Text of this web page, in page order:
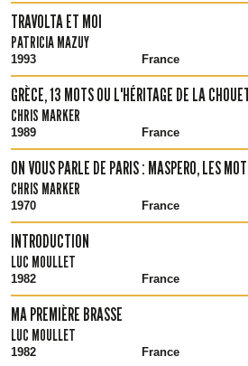
TRAVOLTA ET MOI
PATRICIA MAZUY
1993 France
GRÈCE, 13 MOTS OU L'HÉRITAGE DE LA
CHRIS MARKER
1989 France
ON VOUS PARLE DE PARIS : MASPERO, LES
CHRIS MARKER
1970 France
INTRODUCTION
LUC MOULLET
1982 France
MA PREMIÈRE BRASSE
LUC MOULLET
1982 France